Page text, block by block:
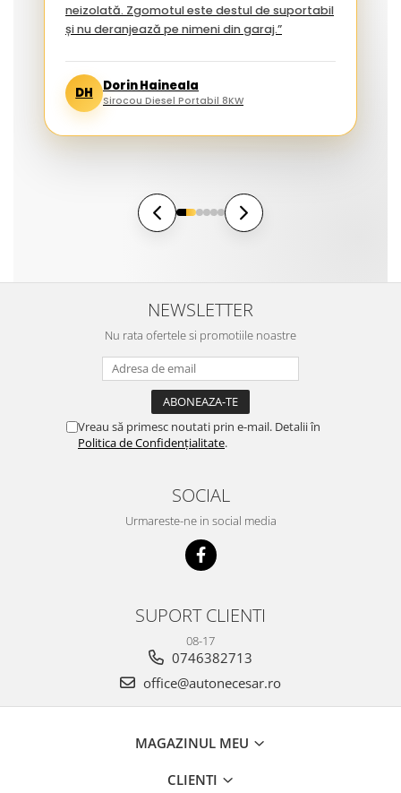
neizolată. Zgomotul este destul de suportabil
și nu deranjează pe nimeni din garaj.”
DH Dorin Haineala
Sirocou Diesel Portabil 8KW
NEWSLETTER
Nu rata ofertele si promotiile noastre
Vreau să primesc noutati prin e-mail. Detalii în
Politica de Confidențialitate.
SOCIAL
Urmareste-ne in social media
SUPORT CLIENTI
08-17
0746382713
office@autonecesar.ro
MAGAZINUL MEU
CLIENTI